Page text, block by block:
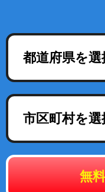
都道府県を選
市区町村を選
無料